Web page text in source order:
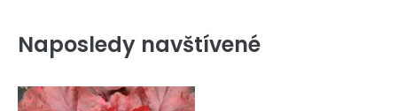
Naposledy navštívené